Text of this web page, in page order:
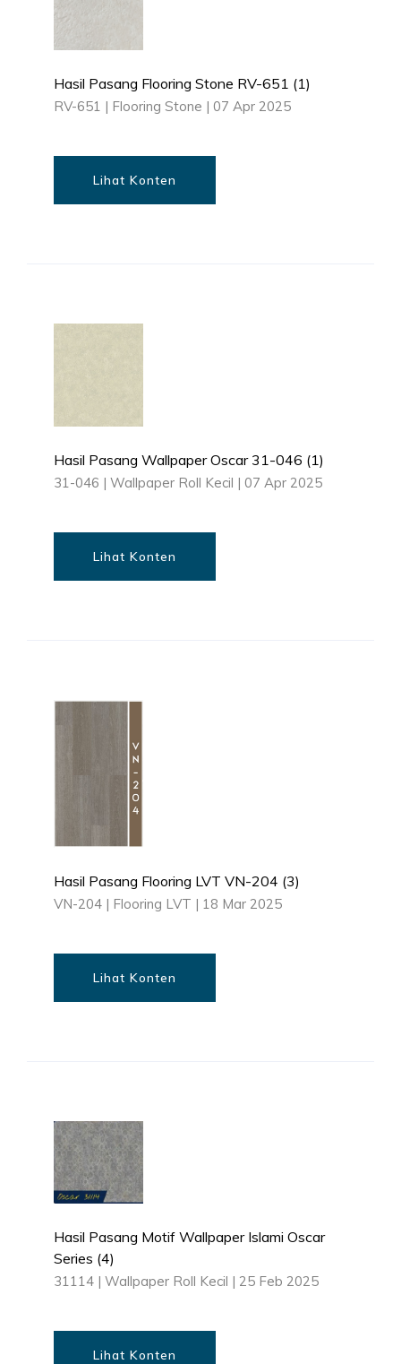
Hasil Pasang Flooring Stone RV-651 (1)
RV-651 | Flooring Stone | 07 Apr 2025
Lihat Konten
Hasil Pasang Wallpaper Oscar 31-046 (1)
31-046 | Wallpaper Roll Kecil | 07 Apr 2025
Lihat Konten
Hasil Pasang Flooring LVT VN-204 (3)
VN-204 | Flooring LVT | 18 Mar 2025
Lihat Konten
Hasil Pasang Motif Wallpaper Islami Oscar
Series (4)
31114 | Wallpaper Roll Kecil | 25 Feb 2025
Lihat Konten